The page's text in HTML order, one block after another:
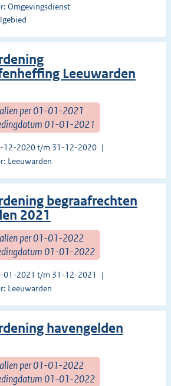
Omgevingsdienst
Leeuwarden
per 01-01-2021
01-01-2021
12-2020 t/m 31-12-2020
Leeuwarden
begraafrechten
2021
per 01-01-2022
01-01-2022
01-2021 t/m 31-12-2021
Leeuwarden
havengelden
per 01-01-2022
01-01-2022